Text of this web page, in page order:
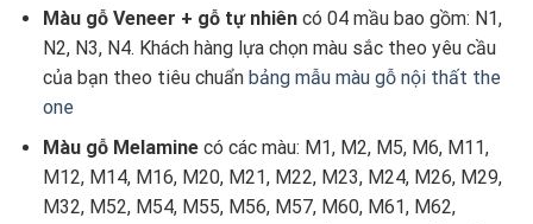
Màu gỗ Veneer + gỗ tự nhiêncó 04 mầu bao gồm: N1,
N2, N3, N4. Khách hàng lựa chọn màu sắc theo yêu cầu
của bạn theo tiêu chuẩn bảng mẫu màu gỗ nội thất the
one
Màu gỗ Melaminecó các màu: M1, M2, M5, M6, M11,
M12, M14, M16, M20, M21, M22, M23, M24, M26, M29,
M32, M52, M54, M55, M56, M57, M60, M61, M62,